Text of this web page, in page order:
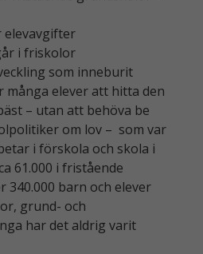
elevavgifter
i friskolor
som inneburit
elever att hitta den
– utan att behöva be
om lov – som var
i förskola och skola i
61.000 i fristående
340.000 barn och elever
grund- och
har det aldrig varit